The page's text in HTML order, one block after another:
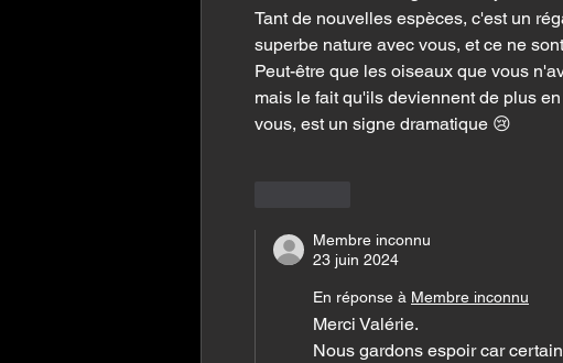
Tant de nouvelles espèces, c'est un
superbe nature avec vous, et ce ne
Peut-être que les oiseaux que vous
mais le fait qu'ils deviennent de plus
vous, est un signe dramatique 😢
Membre inconnu
23 juin 2024
En réponse à Membre inconnu
Merci Valérie.
Nous gardons espoir car